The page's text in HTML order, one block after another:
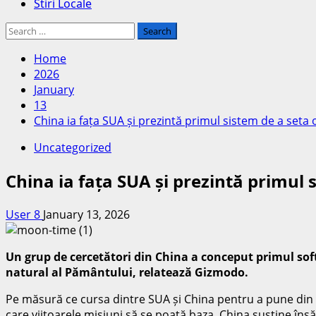
Stiri Locale
Search
Home
2026
January
13
China ia fața SUA și prezintă primul sistem de a
Uncategorized
China ia fața SUA și prezintă primul
User 8 January 13, 2026
Un grup de cercetători din China a conceput primul
natural al Pământului, relatează Gizmodo.
Pe măsură ce cursa dintre SUA și China pentru a pune